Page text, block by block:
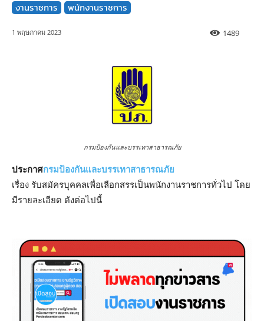
งานราชการ พนักงานราชการ
1 พฤษภาคม 2023 1489
กรมป้องกันและบรรเทาสาธารณภัย
ประกาศกรมป้องกันและบรรเทาสาธารณภัย
เรื่อง รับสมัครบุคคลเพื่อเลือกสรรเป็นพนักงานราชการทั่วไป โดย
มีรายละเอียด ดังต่อไปนี้